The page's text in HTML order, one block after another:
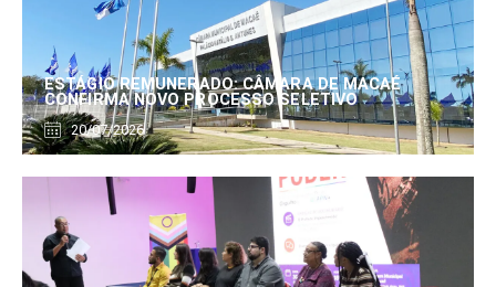
ESTÁGIO REMUNERADO: CÂMARA DE MACAÉ
CONFIRMA NOVO PROCESSO SELETIVO
20/07/2026